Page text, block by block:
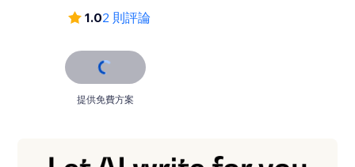
1.02 則評論
提供免費方案